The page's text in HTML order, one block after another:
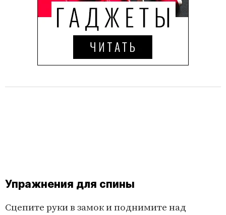
Упражнения для спины
Сцепите руки в замок и поднимите над